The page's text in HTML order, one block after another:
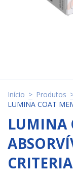
Início > Produtos
LUMINA COAT
LUMINA
CRITERIA